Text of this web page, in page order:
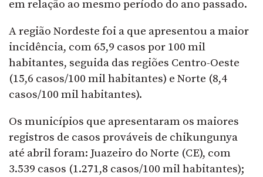
em relação ao mesmo período do ano passado.
A região Nordeste foi a que apresentou a maior
incidência, com 65,9 casos por 100 mil
habitantes, seguida das regiões Centro-Oeste
(15,6 casos/100 mil habitantes) e Norte (8,4
casos/100 mil habitantes).
Os municípios que apresentaram os maiores
registros de casos prováveis de chikungunya
até abril foram: Juazeiro do Norte (CE), com
3.539 casos (1.271,8 casos/100 mil habitantes);